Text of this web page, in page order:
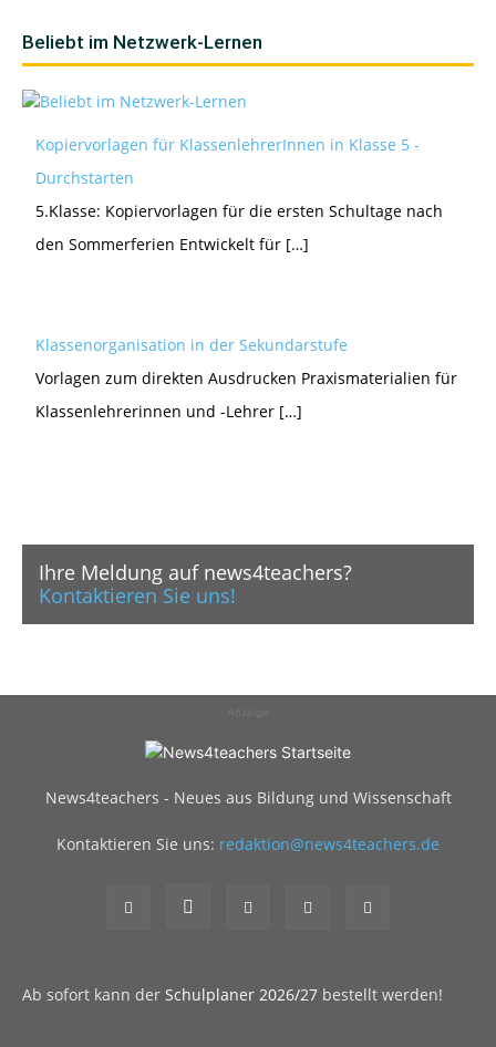
Beliebt im Netzwerk-Lernen
Kopiervorlagen für KlassenlehrerInnen in Klasse 5 -
Durchstarten
5.Klasse: Kopiervorlagen für die ersten Schultage nach
den Sommerferien Entwickelt für […]
Klassenorganisation in der Sekundarstufe
Vorlagen zum direkten Ausdrucken Praxismaterialien für
Klassenlehrerinnen und -Lehrer […]
Ihre Meldung auf news4teachers?
Kontaktieren Sie uns!
News4teachers - Neues aus Bildung und Wissenschaft
Kontaktieren Sie uns: redaktion@news4teachers.de
Ab sofort kann der Schulplaner 2026/27 bestellt werden!